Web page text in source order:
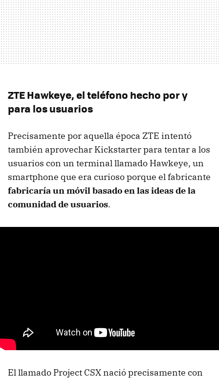
ZTE Hawkeye, el teléfono hecho por y
para los usuarios
Precisamente por aquella época ZTE intentó
también aprovechar Kickstarter para tentar a los
usuarios con un terminal llamado Hawkeye, un
smartphone que era curioso porque el fabricante
fabricaría un móvil basado en las ideas de la
comunidad de usuarios.
El llamado Project CSX nació precisamente con